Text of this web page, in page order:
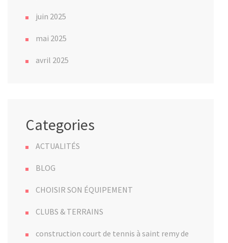
juin 2025
mai 2025
avril 2025
Categories
ACTUALITÉS
BLOG
CHOISIR SON ÉQUIPEMENT
CLUBS & TERRAINS
construction court de tennis à saint remy de